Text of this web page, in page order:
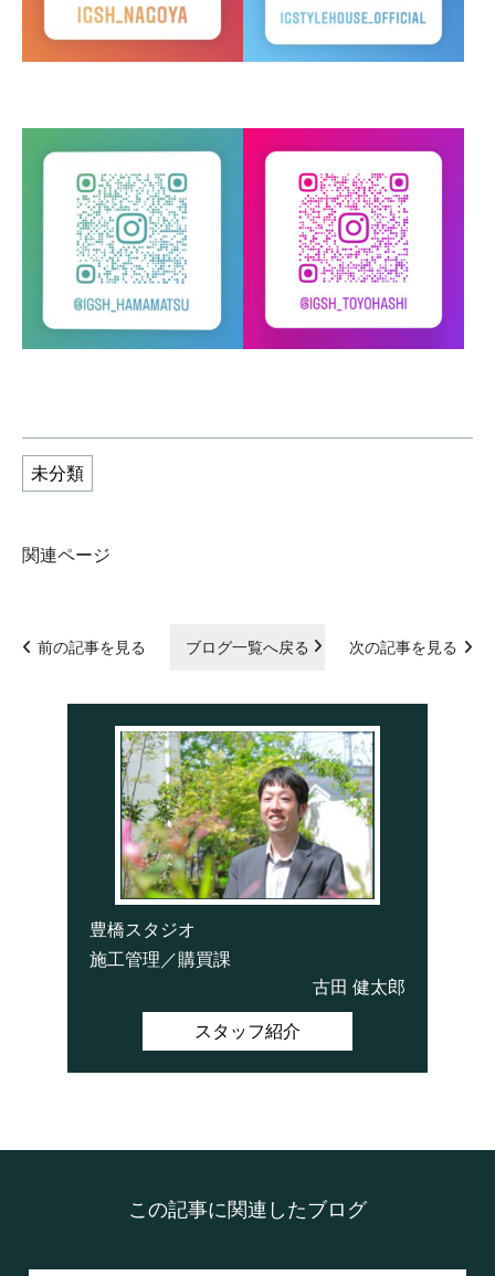
未分類
関連ページ
前の記事を見る ブログ一覧へ戻る 次の記事を見る
豊橋スタジオ
施工管理／購買課
古田 健太郎
スタッフ紹介
この記事に関連したブログ